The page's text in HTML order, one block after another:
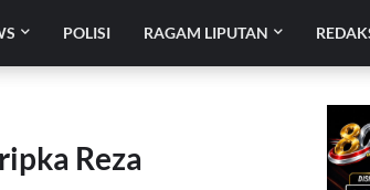
POLISI RAGAM LIPUTAN
Reza